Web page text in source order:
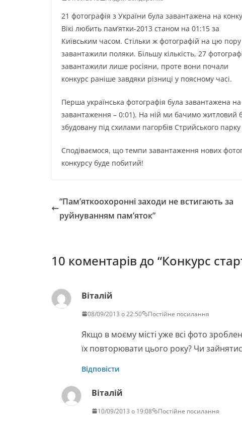
21 фотографія з України була завантажена на
Вікі любить пам’ятки-2013 станом на 01:15 за
Київським часом. Стільки ж фотографій на цю пору
завантажили поляки. Більшу кількість, 27
завантажили лише росіяни, проте вони почали
конкурс раніше завдяки різниці у поясному часі.
Перша українська фотографія була завантажена
завантаження – 0:01). На ній ми бачимо житловий
збудовану під схилами пагорбів Стрийського парку
Сподіваємося, що темпи завантаження нових
конкурсу буде побитий!
“Пам’яткоохоронні заходи не встигають за
руйнуванням пам’яток”
10 коментарів до “Конкурс
Віталій
08/09/2013 о 22:50 Постійне посилання
Якщо в моєму місті уже всі фото
їх повторювати цього року? Чи
Відповісти
Віталій
10/09/2013 о 19:08 Постійне посилання